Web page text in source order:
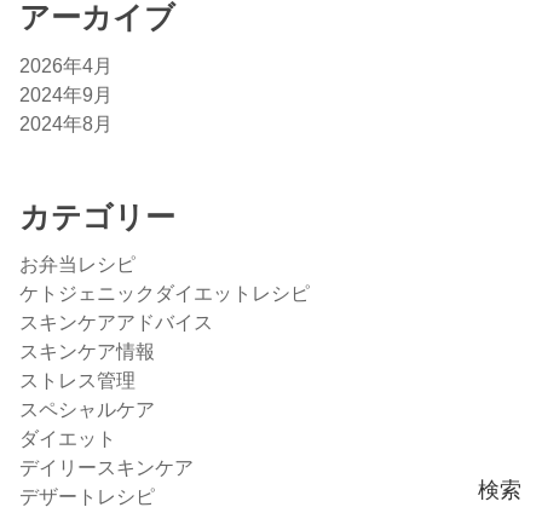
検索
アーカイブ
2026年4月
2024年9月
2024年8月
カテゴリー
お弁当レシピ
ケトジェニックダイエットレシピ
スキンケアアドバイス
スキンケア情報
ストレス管理
スペシャルケア
ダイエット
デイリースキンケア
デザートレシピ